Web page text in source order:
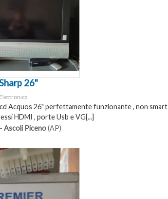
26"
Acquos 26" perfettamente funzionante , non smart
HDMI , porte Usb e VG[...]
Ascoli Piceno(AP)